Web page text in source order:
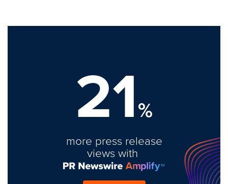
21%
more press release
views with